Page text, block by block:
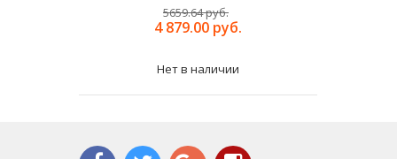
5659.64 руб.
4 879.00 руб.
Нет в наличии